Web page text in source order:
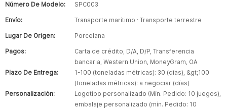
Número De Modelo: SPC003
Envío: Transporte marítimo · Transporte terrestre
Lugar De Origen: Porcelana
Pagos:
Carta de crédito, D/A, D/P, Transferencia
bancaria, Western Union, MoneyGram, OA
Plazo De Entrega:
1-100 (toneladas métricas): 30 (días), &gt;100
(toneladas métricas): a negociar (días)
Personalización:
Logotipo personalizado (Mín. Pedido: 10 juegos),
embalaje personalizado (mín. Pedido: 10